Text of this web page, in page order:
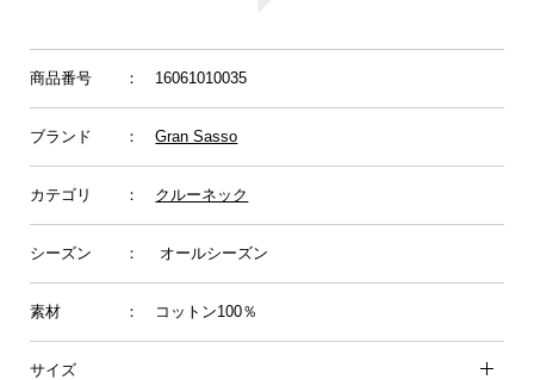
商品番号 ： 16061010035
ブランド ：Gran Sasso
カテゴリ ： クルーネック
シーズン ： オールシーズン
素材 ： コットン100％
サイズ